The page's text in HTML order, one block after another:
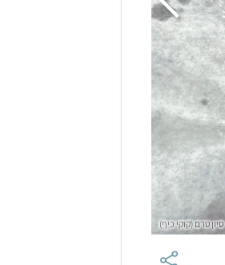
סיון טרם (קוקי כיף)